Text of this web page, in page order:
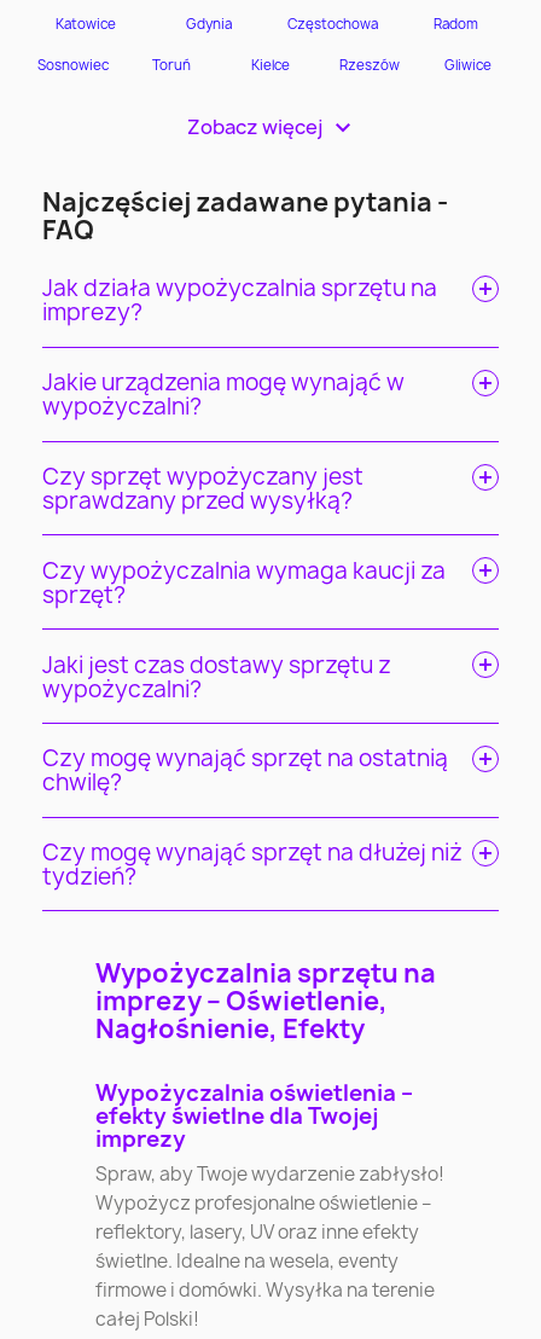
Zobacz więcej >
Najczęściej zadawane pytania -
FAQ
Jak działa wypożyczalnia sprzętu na
imprezy?
Jakie urządzenia mogę wynająć w
wypożyczalni?
Czy sprzęt wypożyczany jest
sprawdzany przed wysyłką?
Czy wypożyczalnia wymaga kaucji za
sprzęt?
Jaki jest czas dostawy sprzętu z
wypożyczalni?
Czy mogę wynająć sprzęt na ostatnią
chwilę?
Czy mogę wynająć sprzęt na dłużej niż
tydzień?
Wypożyczalnia sprzętu na
imprezy – Oświetlenie,
Nagłośnienie, Efekty
Wypożyczalnia oświetlenia –
efekty świetlne dla Twojej
imprezy
Spraw, aby Twoje wydarzenie zabłysło!
Wypożycz profesjonalne oświetlenie –
reflektory, lasery, UV oraz inne efekty
świetlne. Idealne na wesela, eventy
firmowe i domówki. Wysyłka na terenie
całej Polski!